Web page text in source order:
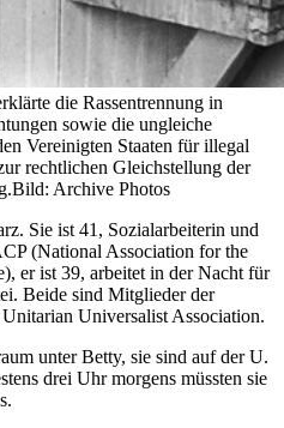
die Rassentrennung in
sowie die ungleiche
Vereinigten Staaten für illegal
rechtlichen Gleichstellung der
Bild: Archive Photos
Sie ist 41, Sozialarbeiterin und
(National Association for the
er ist 39, arbeitet in der Nacht für
Beide sind Mitglieder der
Universalist Association.
unter Betty, sie sind auf der U.
drei Uhr morgens müssten sie